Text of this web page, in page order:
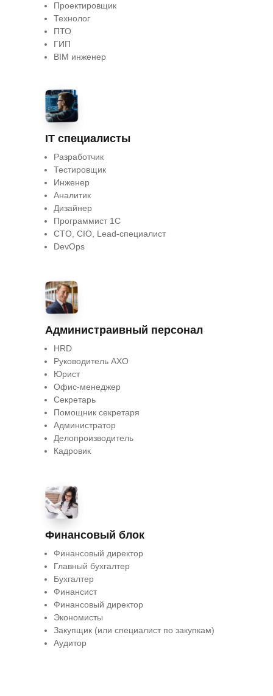
Проектировщик
Технолог
ПТО
ГИП
BIM инженер
IT специалисты
Разработчик
Тестировщик
Инженер
Аналитик
Дизайнер
Программист 1С
СTO, CIO, Lead-специалист
DevOps
Администраивный персонал
HRD
Руководитель АХО
Юрист
Офис-менеджер
Секретарь
Помощник секретаря
Администратор
Делопроизводитель
Кадровик
Финансовый блок
Финансовый директор
Главный бухгалтер
Бухгалтер
Финансист
Финансовый директор
Экономисты
Закупщик (или специалист по закупкам)
Аудитор